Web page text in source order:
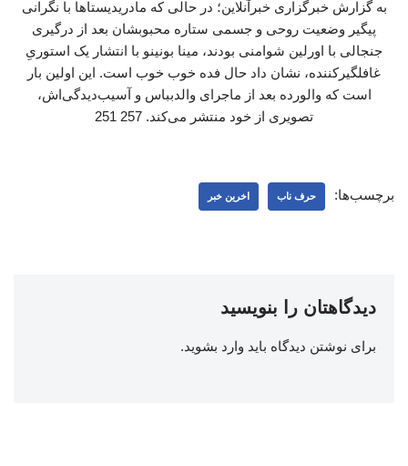
به گزارش خبرگزاری خبرآنلاین؛ در حالی که مادریدیستاها با نگرانی
پیگیر وضعیت روحی و جسمی ستاره محبوبشان بعد از درگیری
جنجالی با اورلین شوامنی بودند، مینا بونینو با انتشار یک استوریِ
غافلگیرکننده، نشان داد حال فده خوب خوب است. این اولین بار
است که والورده بعد از ماجرای والدبباس و آسیب‌دیدگی‌اش،
تصویری از خود منتشر می‌کند. 257 251
برچسب‌ها: حرف ناب اخرین خبر
دیدگاهتان را بنویسید
برای نوشتن دیدگاه باید وارد بشوید.